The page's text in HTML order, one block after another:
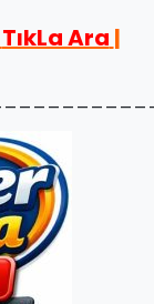
TıkLa Ara |